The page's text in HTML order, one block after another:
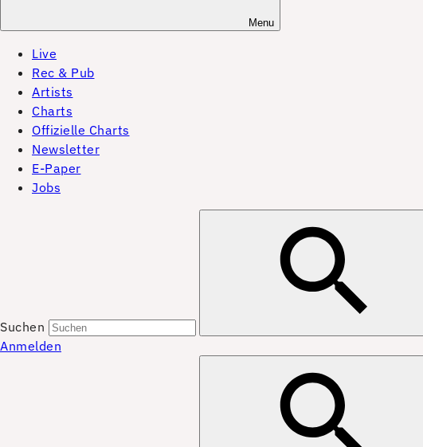
Menu
Live
Rec & Pub
Artists
Charts
Offizielle Charts
Newsletter
E-Paper
Jobs
Suchen
Anmelden